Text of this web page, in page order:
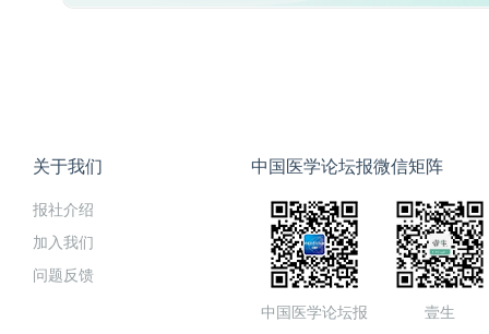
关于我们
报社介绍
加入我们
问题反馈
中国医学论坛报微信矩阵
中国医学论坛报 壹生